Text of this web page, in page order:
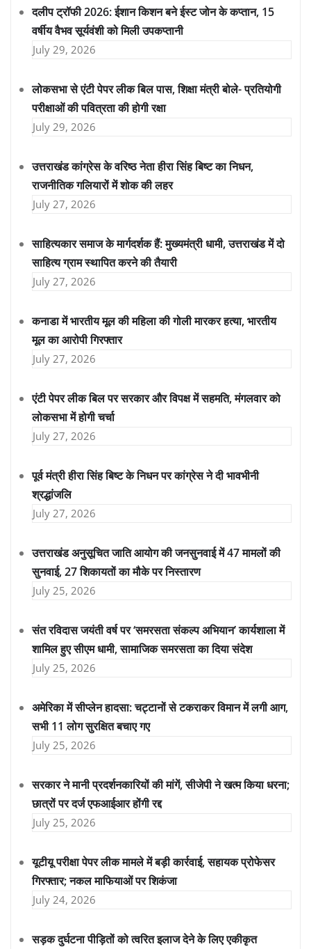
दलीप ट्रॉफी 2026: ईशान किशन बने ईस्ट जोन के कप्तान, 15
वर्षीय वैभव सूर्यवंशी को मिली उपकप्तानी
July 29, 2026
लोकसभा से एंटी पेपर लीक बिल पास, शिक्षा मंत्री बोले- प्रतियोगी
परीक्षाओं की पवित्रता की होगी रक्षा
July 29, 2026
उत्तराखंड कांग्रेस के वरिष्ठ नेता हीरा सिंह बिष्ट का निधन,
राजनीतिक गलियारों में शोक की लहर
July 27, 2026
साहित्यकार समाज के मार्गदर्शक हैं: मुख्यमंत्री धामी, उत्तराखंड में दो
साहित्य ग्राम स्थापित करने की तैयारी
July 27, 2026
कनाडा में भारतीय मूल की महिला की गोली मारकर हत्या, भारतीय
मूल का आरोपी गिरफ्तार
July 27, 2026
एंटी पेपर लीक बिल पर सरकार और विपक्ष में सहमति, मंगलवार को
लोकसभा में होगी चर्चा
July 27, 2026
पूर्व मंत्री हीरा सिंह बिष्ट के निधन पर कांग्रेस ने दी भावभीनी
श्रद्धांजलि
July 27, 2026
उत्तराखंड अनुसूचित जाति आयोग की जनसुनवाई में 47 मामलों की
सुनवाई, 27 शिकायतों का मौके पर निस्तारण
July 25, 2026
संत रविदास जयंती वर्ष पर ‘समरसता संकल्प अभियान’ कार्यशाला में
शामिल हुए सीएम धामी, सामाजिक समरसता का दिया संदेश
July 25, 2026
अमेरिका में सीप्लेन हादसा: चट्टानों से टकराकर विमान में लगी आग,
सभी 11 लोग सुरक्षित बचाए गए
July 25, 2026
सरकार ने मानी प्रदर्शनकारियों की मांगें, सीजेपी ने खत्म किया धरना;
छात्रों पर दर्ज एफआईआर होंगी रद्द
July 25, 2026
यूटीयू परीक्षा पेपर लीक मामले में बड़ी कार्रवाई, सहायक प्रोफेसर
गिरफ्तार; नकल माफियाओं पर शिकंजा
July 24, 2026
सड़क दुर्घटना पीड़ितों को त्वरित इलाज देने के लिए एकीकृत